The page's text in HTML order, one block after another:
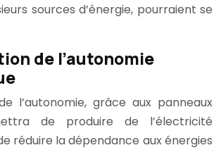
sources d’énergie, pourraient se
de l’autonomie
l’autonomie, grâce aux panneaux
de produire de l’électricité
réduire la dépendance aux énergies